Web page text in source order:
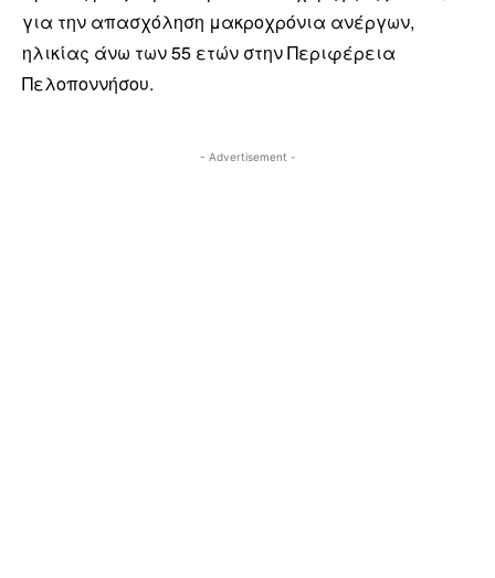
για την απασχόληση μακροχρόνια ανέργων,
ηλικίας άνω των 55 ετών στην Περιφέρεια
Πελοποννήσου.
- Advertisement -